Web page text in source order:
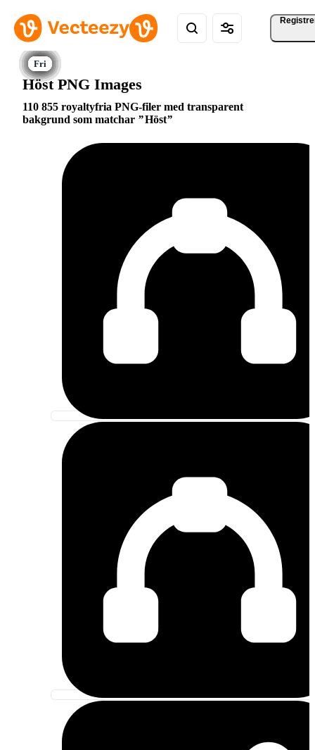
Höst PNG Images
110 855 royaltyfria PNG-filer med transparent
bakgrund som matchar
Höst